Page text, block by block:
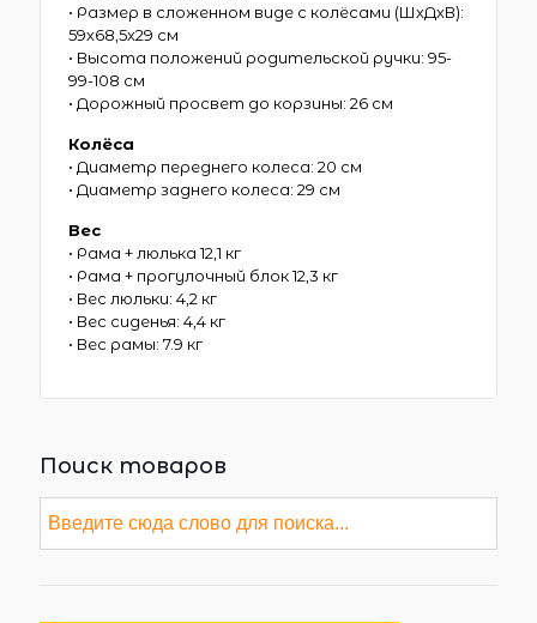
• Размер в сложенном виде с колёсами (ШхДхВ):
59х68,5х29 см
• Высота положений родительской ручки: 95-
99-108 см
• Дорожный просвет до корзины: 26 см
Колёса
• Диаметр переднего колеса: 20 см
• Диаметр заднего колеса: 29 см
Вес
• Рама + люлька 12,1 кг
• Рама + прогулочный блок 12,3 кг
• Вес люльки: 4,2 кг
• Вес сиденья: 4,4 кг
• Вес рамы: 7.9 кг
Поиск товаров